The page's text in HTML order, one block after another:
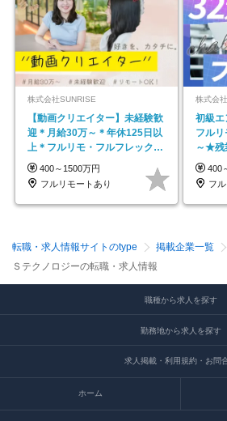
株式会社SUNRISE
【動画クリエイター】未経験歓
迎＊月給30万～＊年休125日以
上＊フルリモ・フルフレックス
◆10名の採用が決定◆
400～1500万円
フルリモートあり
株式会
初級
フル
～★残
上★副
400
フ
転職・求人情報サイトのtype 掲載企業一覧
Ｓテクノロジーの転職・求人情報
職種から求人を探す
勤務地から求人を探す
求人掲載・利用規約・お問
ホーム